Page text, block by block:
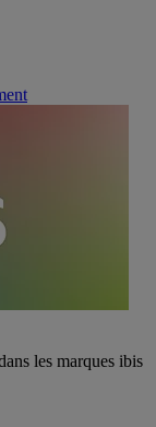
les marques ibis